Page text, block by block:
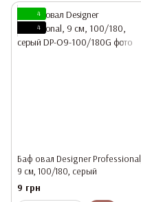
4
4
Баф овал Designer Professional,
9 см, 100/180, серый
9 грн